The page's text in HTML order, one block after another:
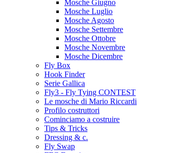
Mosche Giugno
Mosche Luglio
Mosche Agosto
Mosche Settembre
Mosche Ottobre
Mosche Novembre
Mosche Dicembre
Fly Box
Hook Finder
Serie Gallica
Fly3 - Fly Tying CONTEST
Le mosche di Mario Riccardi
Profilo costruttori
Cominciamo a costruire
Tips & Tricks
Dressing & c.
Fly Swap